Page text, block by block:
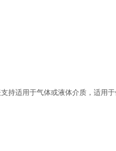
持适用于气体或液体介质，适用